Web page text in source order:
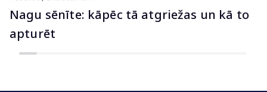
Nagu sēnīte: kāpēc tā atgriežas un kā to
apturēt